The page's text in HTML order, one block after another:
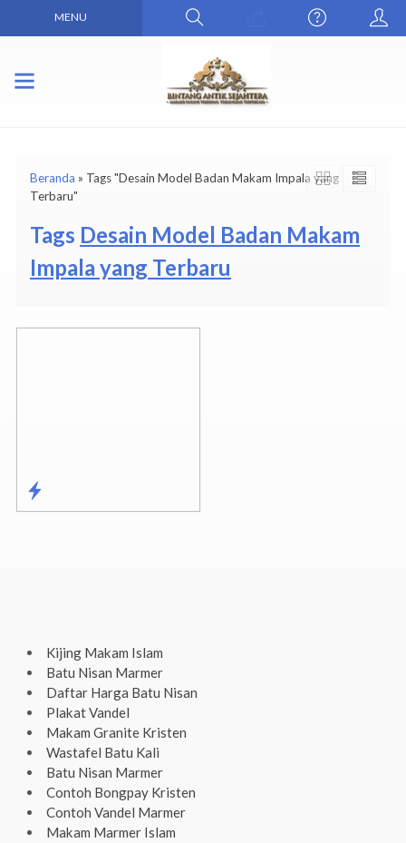
MENU
Beranda » Tags "Desain Model Badan Makam Impala yang
Terbaru"
Tags Desain Model Badan Makam
Impala yang Terbaru
Kijing Makam Islam
Batu Nisan Marmer
Daftar Harga Batu Nisan
Plakat Vandel
Makam Granite Kristen
Wastafel Batu Kali
Batu Nisan Marmer
Contoh Bongpay Kristen
Contoh Vandel Marmer
Makam Marmer Islam